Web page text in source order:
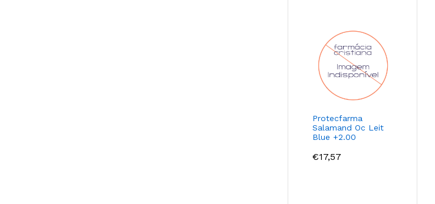
Protecfarma
Salamand Oc Leit
Blue +2.00
€17,57